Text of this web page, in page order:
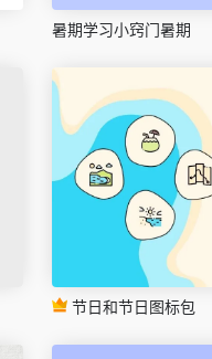
暑期学习小窍门暑期
节日和节日图标包